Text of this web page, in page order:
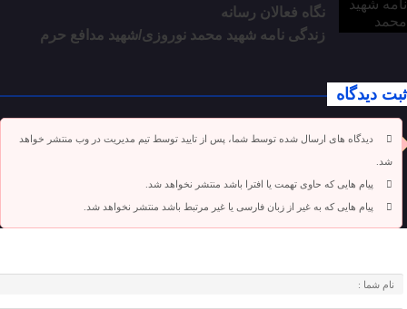
نگاه فعالان رسانه
زندگی نامه شهید محمد نوروزی/شهید مدافع حرم
ثبت دیدگاه
دیدگاه های ارسال شده توسط شما، پس از تایید توسط تیم مدیریت در وب منتشر خواهد
شد.
پیام هایی که حاوی تهمت یا افترا باشد منتشر نخواهد شد.
پیام هایی که به غیر از زبان فارسی یا غیر مرتبط باشد منتشر نخواهد شد.